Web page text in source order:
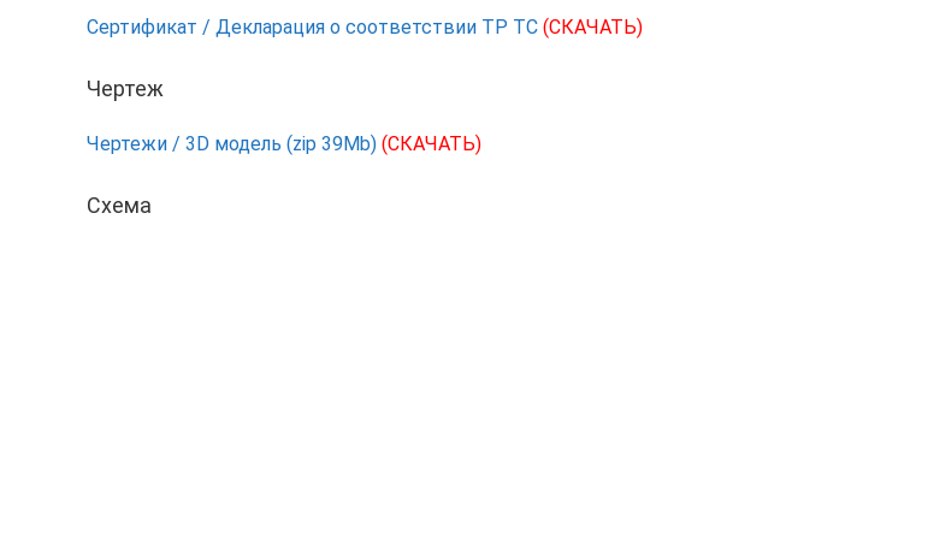
Сертификат / Декларация о соответствии ТР ТС (СКАЧАТЬ)
Чертеж
Чертежи / 3D модель (zip 39Mb) (СКАЧАТЬ)
Схема